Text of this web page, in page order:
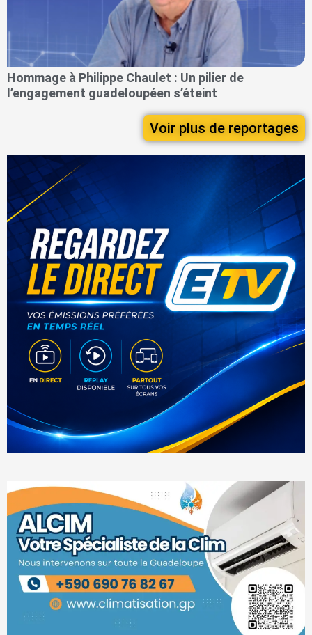
Hommage à Philippe Chaulet : Un pilier de
l’engagement guadeloupéen s’éteint
Voir plus de reportages